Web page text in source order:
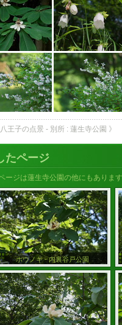
八王子の点景 - 別所 : 蓮生寺公園 》
たページ
ージは蓮生寺公園の他にもありま
ホウノキ - 内裏谷戸公園